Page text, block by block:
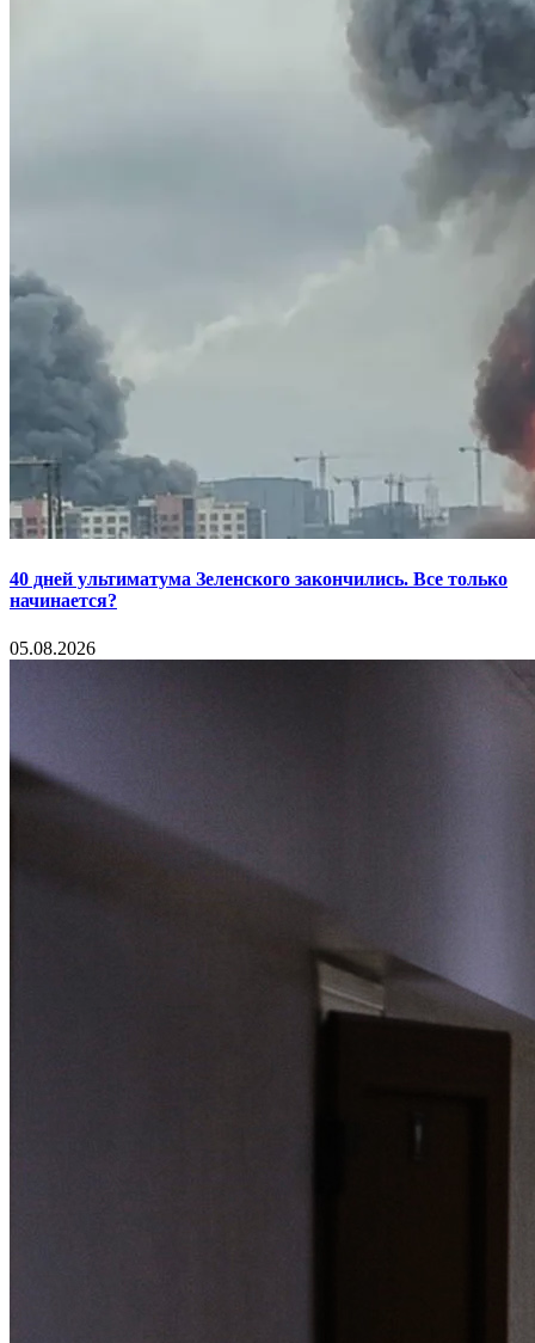
40 дней ультиматума Зеленского закончились. Все только
начинается?
05.08.2026